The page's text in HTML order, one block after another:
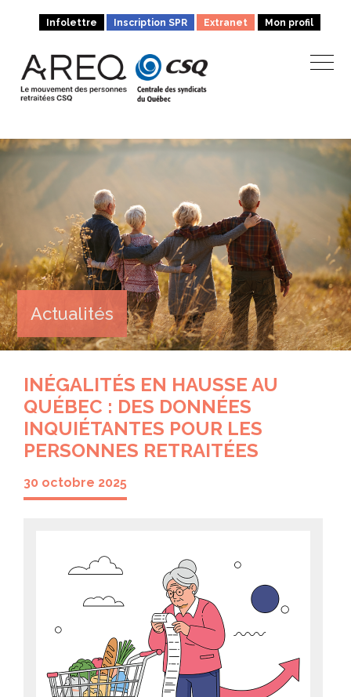
Infolettre Inscription SPR Extranet Mon profil
Actualités
INÉGALITÉS EN HAUSSE AU
QUÉBEC : DES DONNÉES
INQUIÉTANTES POUR LES
PERSONNES RETRAITÉES
30 octobre 2025